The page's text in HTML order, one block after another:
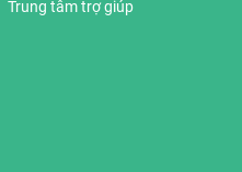
Trung tâm trợ giúp